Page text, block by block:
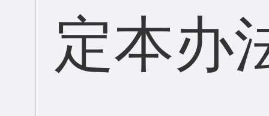
定本办